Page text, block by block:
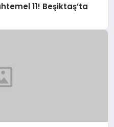
11! Beşiktaş’ta